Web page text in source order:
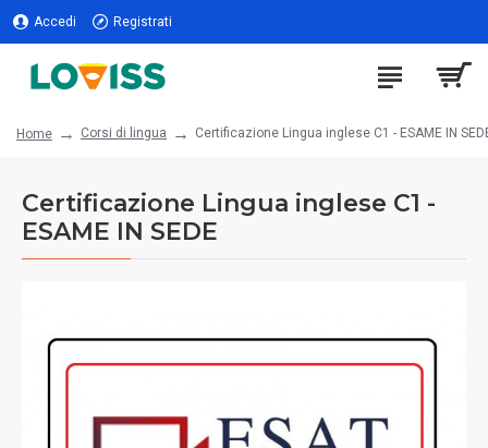
Accedi Registrati
Home Corsi di lingua Certificazione Lingua inglese C1 - ESAME IN
Certificazione Lingua inglese C1 -
ESAME IN SEDE